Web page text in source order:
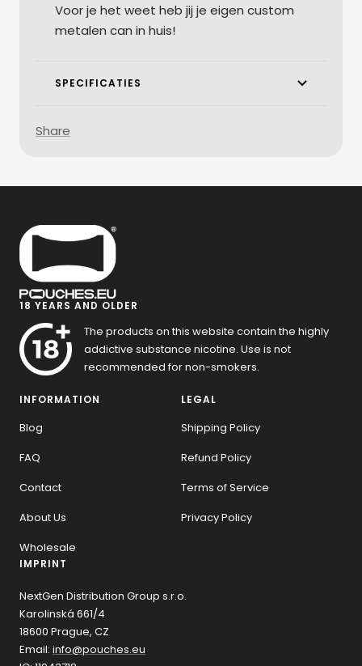
Voor je het weet heb jij je eigen custom
metalen can in huis!
SPECIFICATIES
Share
18 YEARS AND OLDER
The products on this website contain the highly
addictive substance nicotine. Use is not
recommended for non-smokers.
INFORMATION
Blog
FAQ
Contact
About Us
Wholesale
LEGAL
Shipping Policy
Refund Policy
Terms of Service
Privacy Policy
IMPRINT
NextGen Distribution Group s.r.o.
Karolinská 661/4
18600 Prague, CZ
Email: info@pouches.eu